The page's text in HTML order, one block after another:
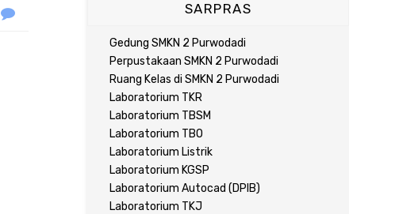
SARPRAS
Gedung SMKN 2 Purwodadi
Perpustakaan SMKN 2 Purwodadi
Ruang Kelas di SMKN 2 Purwodadi
Laboratorium TKR
Laboratorium TBSM
Laboratorium TBO
Laboratorium Listrik
Laboratorium KGSP
Laboratorium Autocad (DPIB)
Laboratorium TKJ